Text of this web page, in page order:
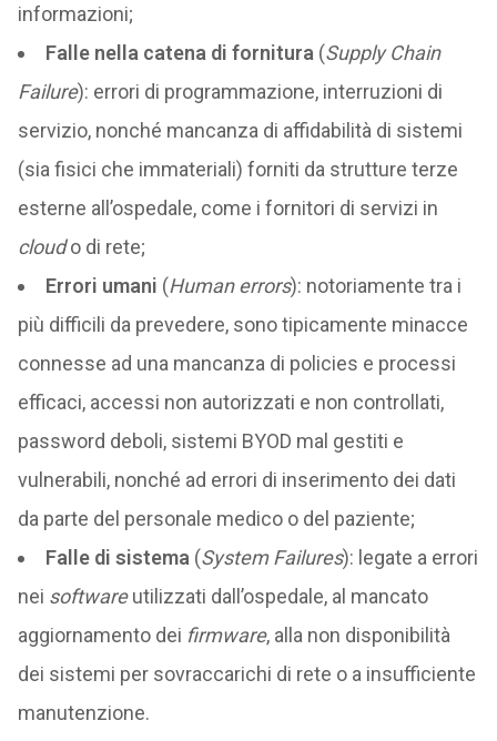
informazioni;
Falle nella catena di fornitura (Supply Chain
Failure): errori di programmazione, interruzioni di
servizio, nonché mancanza di affidabilità di sistemi
(sia fisici che immateriali) forniti da strutture terze
esterne all’ospedale, come i fornitori di servizi in
cloudo di rete;
Errori umani (Human errors): notoriamente tra i
più difficili da prevedere, sono tipicamente minacce
connesse ad una mancanza di policies e processi
efficaci, accessi non autorizzati e non controllati,
password deboli, sistemi BYOD mal gestiti e
vulnerabili, nonché ad errori di inserimento dei dati
da parte del personale medico o del paziente;
Falle di sistema (System Failures): legate a errori
nei softwareutilizzati dall’ospedale, al mancato
aggiornamento dei firmware, alla non disponibilità
dei sistemi per sovraccarichi di rete o a insufficiente
manutenzione.